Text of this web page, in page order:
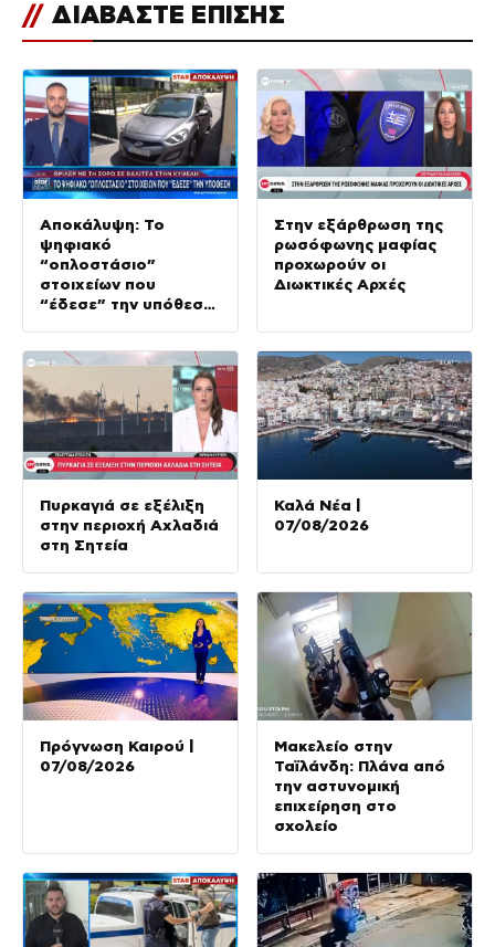
// ΔΙΑΒΑΣΤΕ ΕΠΙΣΗΣ
Αποκάλυψη: Το
ψηφιακό
“οπλοστάσιο”
στοιχείων που
“έδεσε” την υπόθεση
Στην εξάρθρωση της
ρωσόφωνης μαφίας
προχωρούν οι
Διωκτικές Αρχές
Πυρκαγιά σε εξέλιξη
στην περιοχή Αχλαδιά
στη Σητεία
Καλά Νέα |
07/08/2026
Πρόγνωση Καιρού |
07/08/2026
Μακελείο στην
Ταϊλάνδη: Πλάνα από
την αστυνομική
επιχείρηση στο
σχολείο